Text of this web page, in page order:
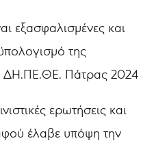
εξασφαλισμένες και
της
ΔΗ.ΠΕ.ΘΕ. Πάτρας 2024
ερωτήσεις και
έλαβε υπόψη την